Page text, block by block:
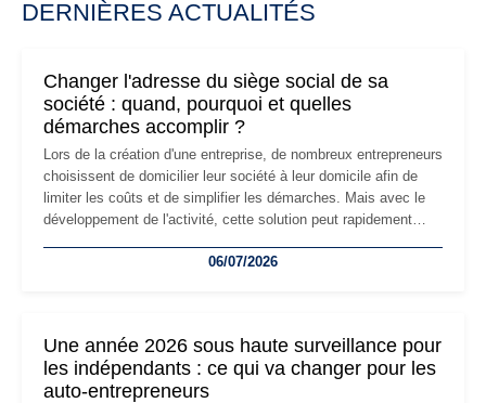
DERNIÈRES ACTUALITÉS
Changer l'adresse du siège social de sa
société : quand, pourquoi et quelles
démarches accomplir ?
Lors de la création d'une entreprise, de nombreux entrepreneurs
choisissent de domicilier leur société à leur domicile afin de
limiter les coûts et de simplifier les démarches. Mais avec le
développement de l'activité, cette solution peut rapidement
professionnels, recrutement, image de marque… Le
06/07/2026
Une année 2026 sous haute surveillance pour
les indépendants : ce qui va changer pour les
auto-entrepreneurs